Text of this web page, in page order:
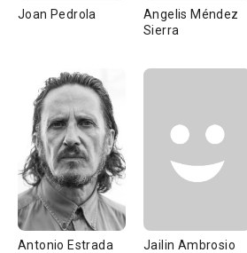
Joan Pedrola
Angelis Méndez
Sierra
Antonio Estrada
Jailin Ambrosio